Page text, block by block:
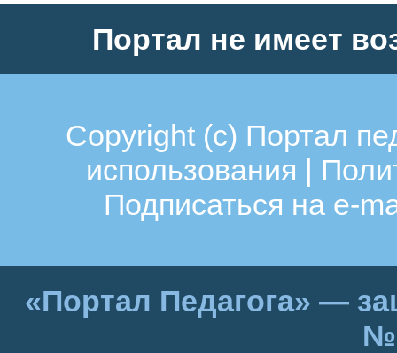
Портал не имеет
Copyright (c) Портал
использования |
Подписаться на e-
«Портал Педагога» —